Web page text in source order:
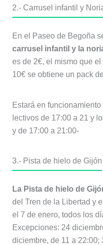
2.- Carrusel infantil y
En el Paseo de Begoña
carrusel infantil y la
es de 2€, el mismo que
10€ se obtiene un pack
Estará en
lectivos de 17:00 a 21 y
y de 17:00 a 21:00-
3.- Pista de hielo de Gijón
La Pista de hielo de
del Tren de la Libertad y
el 7 de enero, todos los
Excepciones: 24
diciembre, de 11 a 22:00;